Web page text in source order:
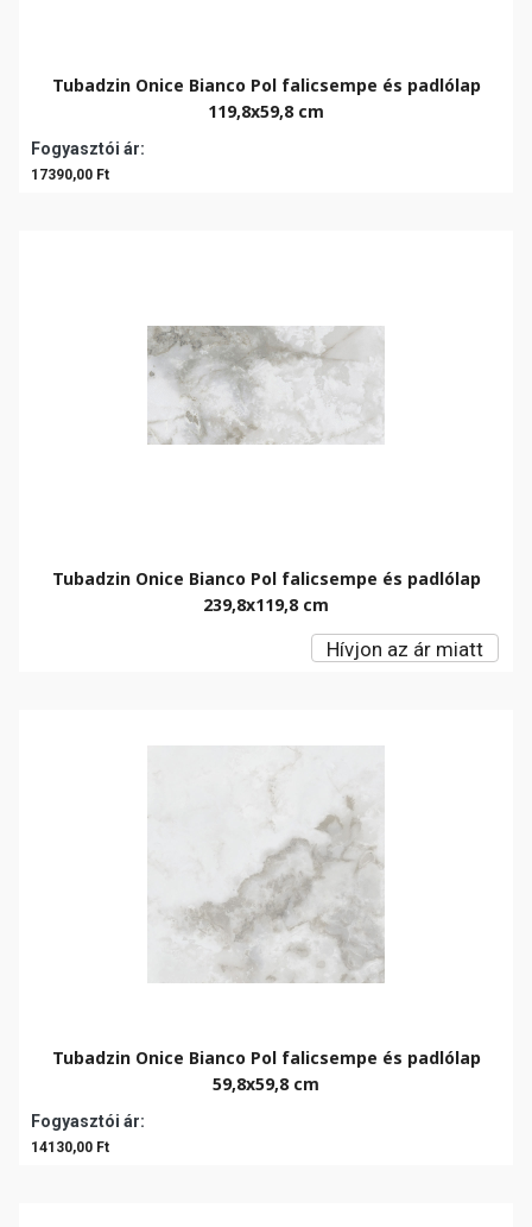
Tubadzin Onice Bianco Pol falicsempe és padlólap
119,8x59,8 cm
Fogyasztói ár:
17390,00 Ft
Tubadzin Onice Bianco Pol falicsempe és padlólap
239,8x119,8 cm
Hívjon az ár miatt
Tubadzin Onice Bianco Pol falicsempe és padlólap
59,8x59,8 cm
Fogyasztói ár:
14130,00 Ft